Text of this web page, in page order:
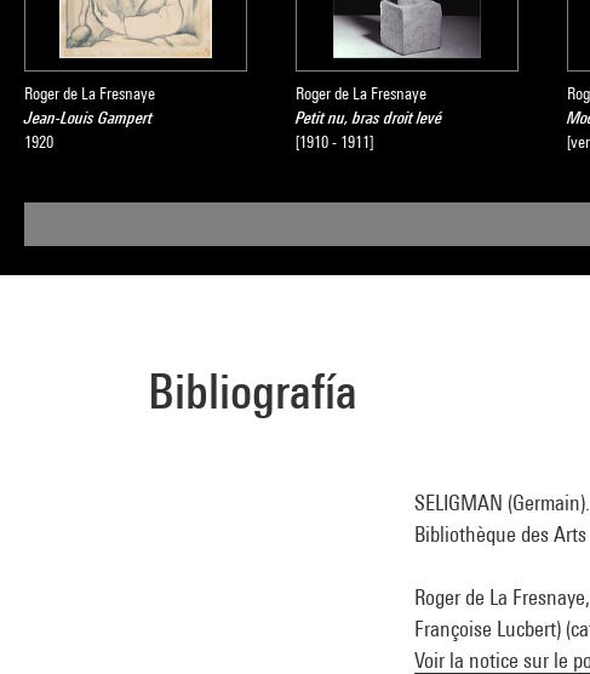
Roger de La Fresnaye
Jean-Louis Gampert
1920
Roger de La Fresnaye
Petit nu, bras droit levé
[1910 - 1911]
Bibliografía
SELIGMAN
Bibliothèque des
Roger de La
Françoise Lucbert)
Voir la notice sur le